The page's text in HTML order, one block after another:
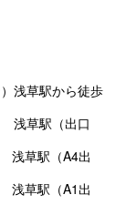
浅草駅から徒歩
（出口
（A4出
駅（A1出